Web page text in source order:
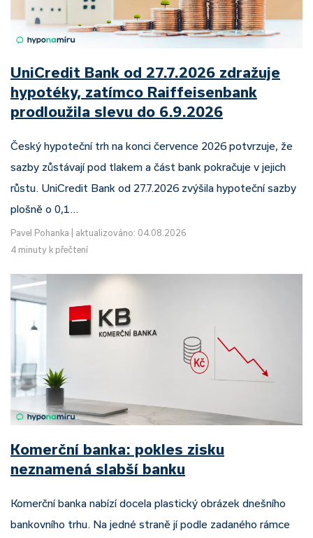
UniCredit Bank od 27.7.2026 zdražuje
hypotéky, zatímco Raiffeisenbank
prodloužila slevu do 6.9.2026
Český hypoteční trh na konci července 2026 potvrzuje, že
sazby zůstávají pod tlakem a část bank pokračuje v jejich
růstu. UniCredit Bank od 27.7.2026 zvýšila hypoteční sazby
plošně o 0,1…
Pavel Pohanka
aktualizováno: 04.08.2026
4 minuty k přečtení
Komerční banka: pokles zisku
neznamená slabší banku
Komerční banka nabízí docela plastický obrázek dnešního
bankovního trhu. Na jedné straně jí podle zadaného rámce